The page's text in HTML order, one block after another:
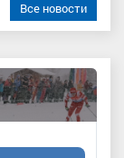
Все новости